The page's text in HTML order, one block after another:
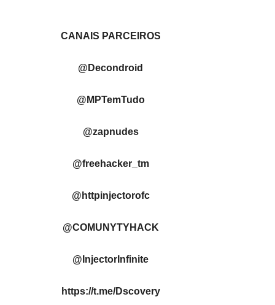
CANAIS PARCEIROS
@Decondroid
@MPTemTudo
@zapnudes
@freehacker_tm
@httpinjectorofc
@COMUNYTYHACK
@InjectorInfinite
https://t.me/Dscovery